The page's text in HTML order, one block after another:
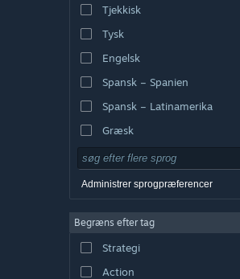
Tjekkisk
Tysk
Engelsk
Spansk – Spanien
Spansk – Latinamerika
Græsk
Administrer sprogpræferencer
Begræns efter tag
Strategi
Action